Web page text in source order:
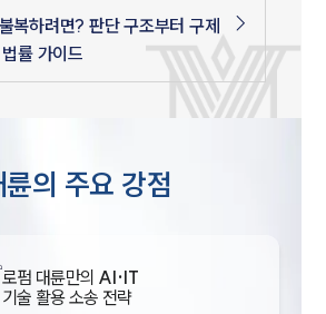
복하려면? 판단 구조부터 구제
률 가이드
륜의 주요 강점
로펌 대륜만의 AI·IT
기술 활용 소송 전략